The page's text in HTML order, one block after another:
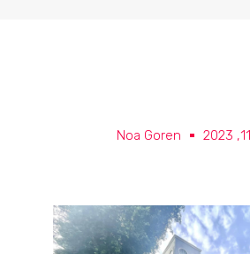
Noa Goren